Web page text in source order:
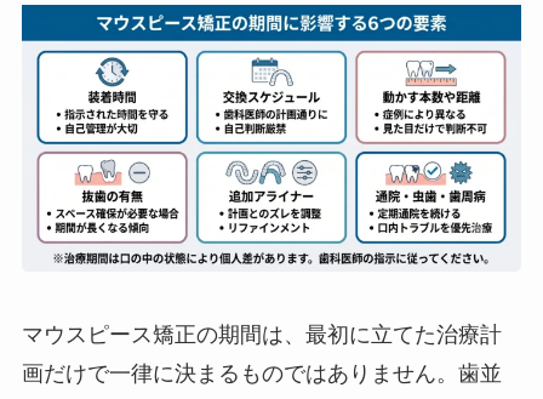
マウスピース矯正の期間は、最初に立てた治療計
画だけで一律に決まるものではありません。歯並